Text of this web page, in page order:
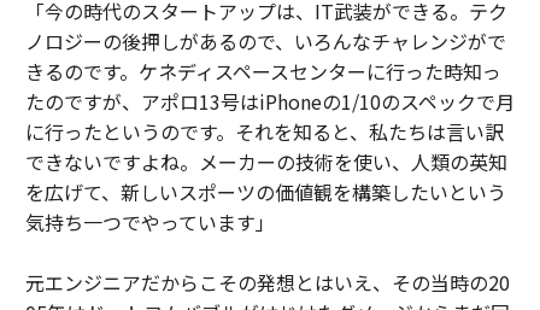
「今の時代のスタートアップは、IT武装ができる。テク
ノロジーの後押しがあるので、いろんなチャレンジがで
きるのです。ケネディスペースセンターに行った時知っ
たのですが、アポロ13号はiPhoneの1/10のスペックで月
に行ったというのです。それを知ると、私たちは言い訳
できないですよね。メーカーの技術を使い、人類の英知
を広げて、新しいスポーツの価値観を構築したいという
気持ち一つでやっています」
元エンジニアだからこその発想とはいえ、その当時の20